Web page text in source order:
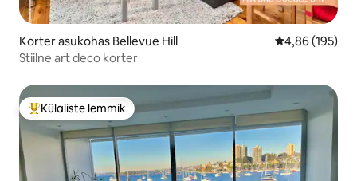
Korter asukohas Bellevue Hill Keskmine
4,86 (195)
Stiilne art deco korter
Külaliste suur lemmik
Külaliste lemmik